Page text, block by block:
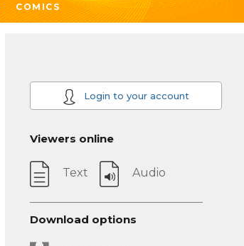
COMICS
Login to your account
Viewers online
Text Audio
Download options